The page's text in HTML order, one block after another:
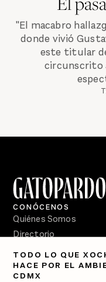
"El macabro
donde vivió
este titular
circunscrito
TODO LO QUE
HACE POR EL
CDMX
CONÓCENOS
Quiénes Somos
Directorio
PÓDCASTS
Semanario Gatopardo